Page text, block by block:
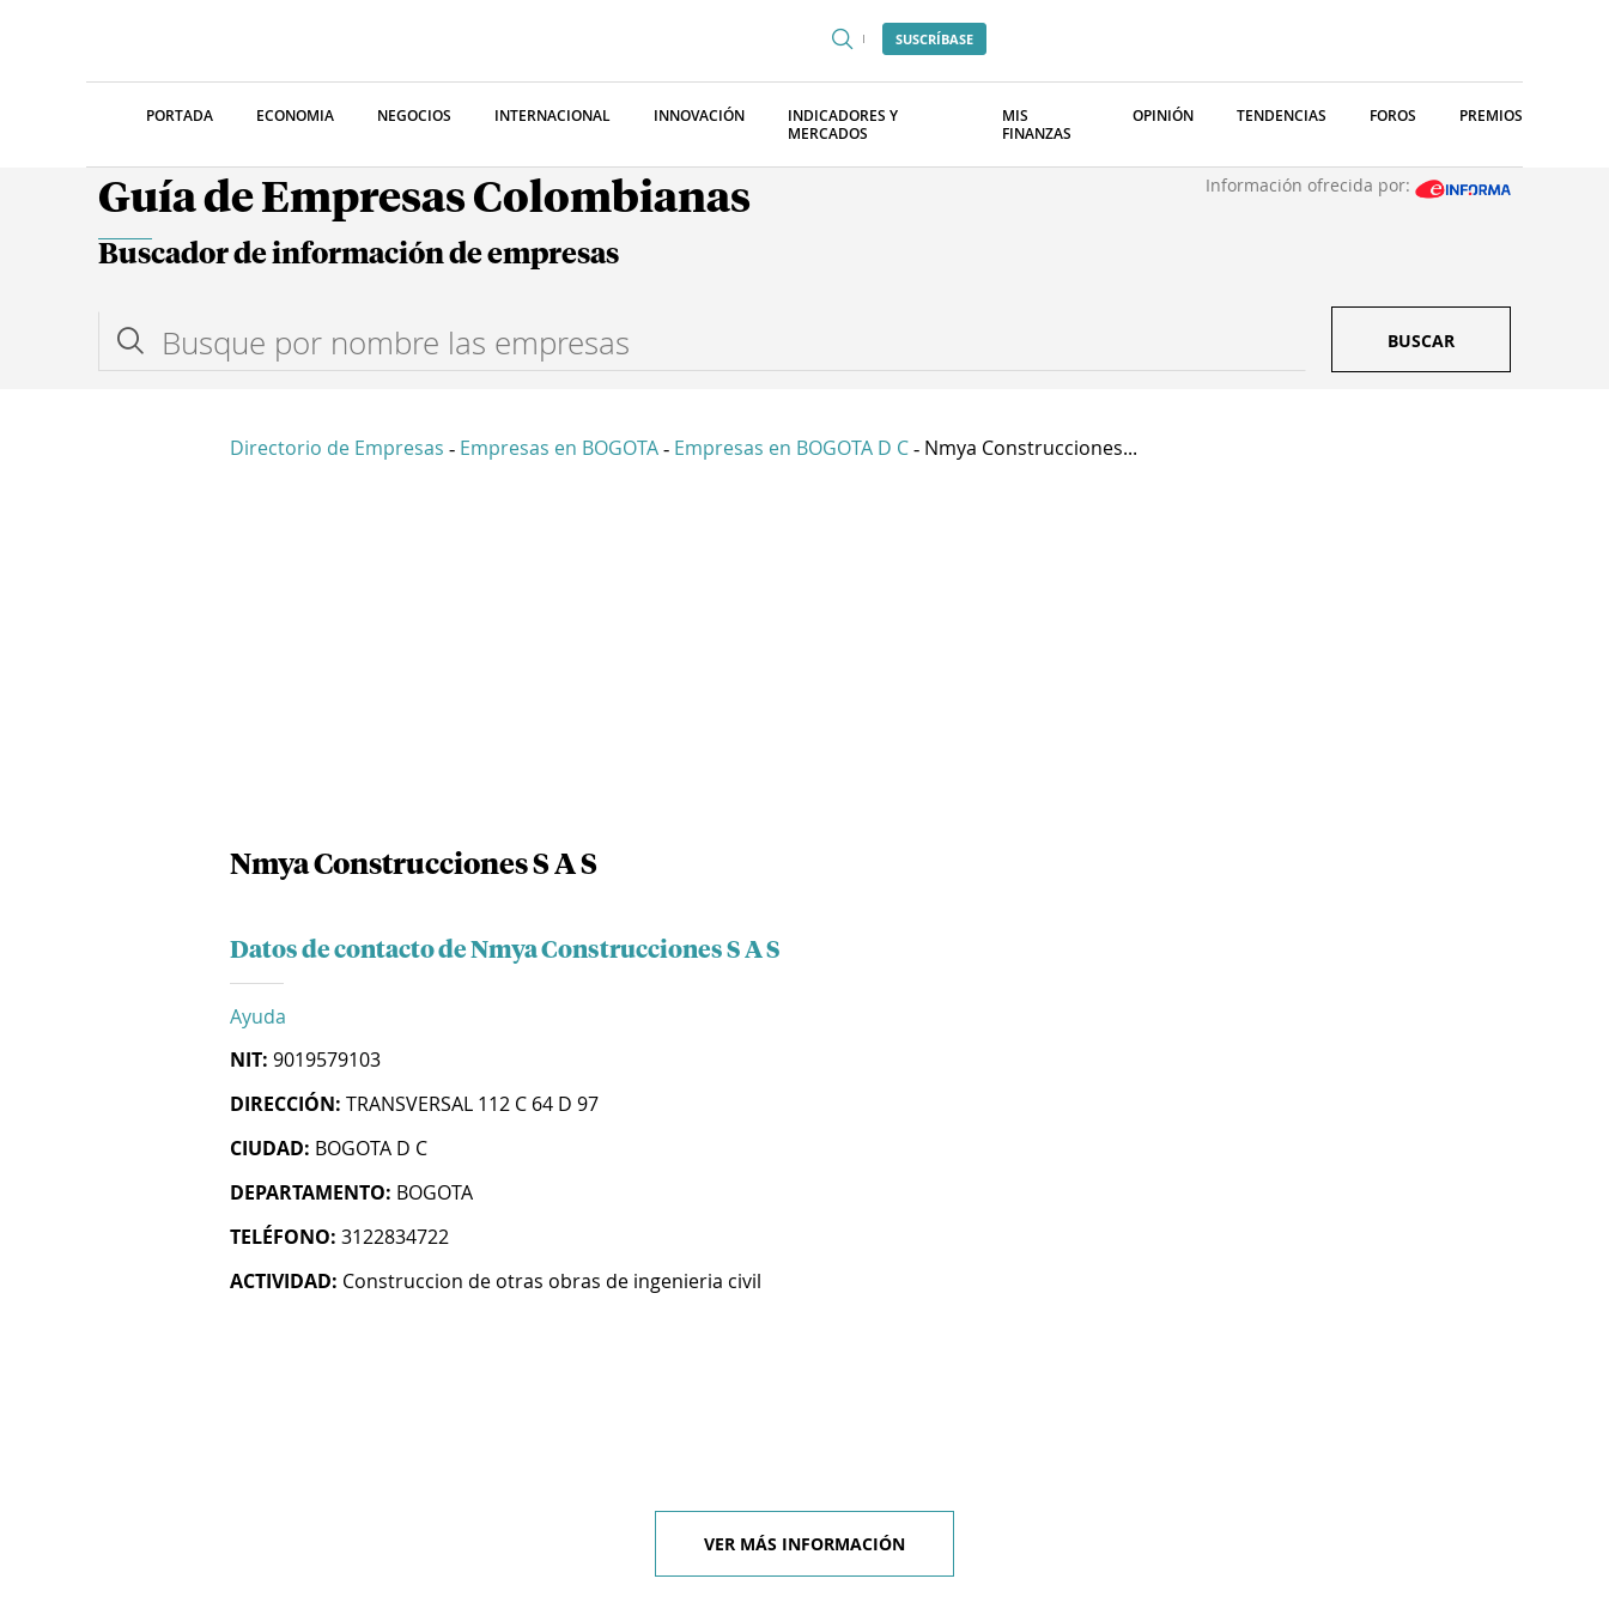
SUSCRÍBASE
PORTADA ECONOMIA NEGOCIOS INTERNACIONAL INNOVACIÓN
INDICADORES Y
MERCADOS
MIS
FINANZAS
OPINIÓN TENDENCIAS FOROS PREMIOS
Guía de Empresas Colombianas Información ofrecida por:
Buscador de información de empresas
BUSCAR
Directorio de Empresas - Empresas en BOGOTA - Empresas en BOGOTA D C - Nmya Construcciones...
Nmya Construcciones S A S
Datos de contacto de Nmya Construcciones S A S
Ayuda
NIT: 9019579103
DIRECCIÓN: TRANSVERSAL 112 C 64 D 97
CIUDAD: BOGOTA D C
DEPARTAMENTO: BOGOTA
TELÉFONO: 3122834722
ACTIVIDAD: Construccion de otras obras de ingenieria civil
VER MÁS INFORMACIÓN